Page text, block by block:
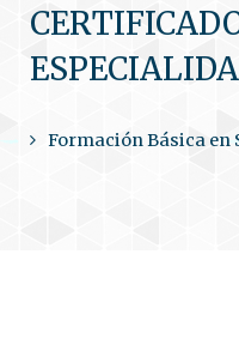
Formación Básica